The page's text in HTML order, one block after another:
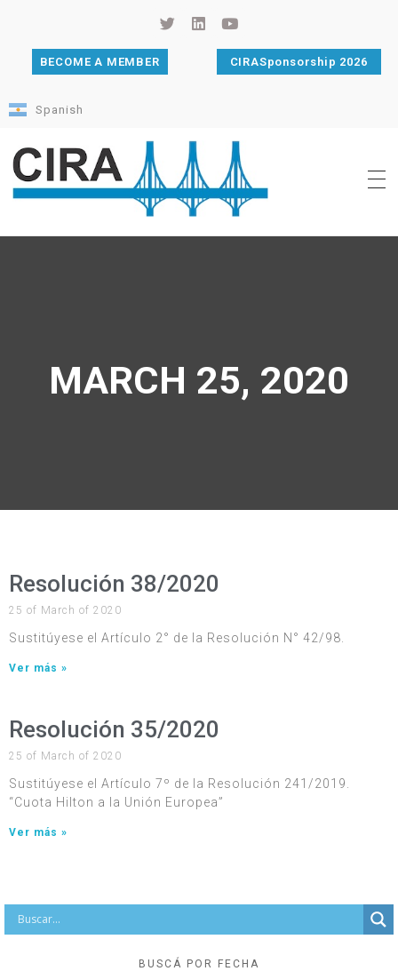
BECOME A MEMBER CIRASponsorship 2026
Spanish
MARCH 25, 2020
Resolución 38/2020
25 of March of 2020
Sustitúyese el Artículo 2° de la Resolución N° 42/98.
Ver más »
Resolución 35/2020
25 of March of 2020
Sustitúyese el Artículo 7º de la Resolución 241/2019.
“Cuota Hilton a la Unión Europea”
Ver más »
BUSCÁ POR FECHA